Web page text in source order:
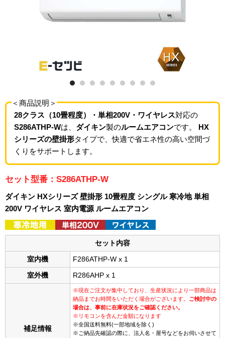
＜商品説明＞
28クラス（10畳程度）・単相200V・ワイヤレス対応の
S286ATHP-Wは、 ダイキン製のルームエアコンです。 HX
シリーズの壁掛形タイプで、快適で省エネ性の高い空間づ
くりをサポートします。
セット型番：S286ATHP-W
ダイキン HXシリーズ 壁掛形 10畳程度 シングル 寒冷地 単相
200V ワイヤレス 室内電源 ルームエアコン
セット内容
室内機 F286ATHP-W x 1
室外機 R286AHP x 1
補足情報
※現在ご注文が集中しており、生産状況により一部商品は
納品までお時間をいただく場合がございます。 ご検討中の
場合は、事前に在庫状況をご確認ください。
※リモコンを含んだ金額になります
※全国送料無料(一部地域を除く)
※ご納品先確認の際に、法人名・屋号などをお伺いさせて